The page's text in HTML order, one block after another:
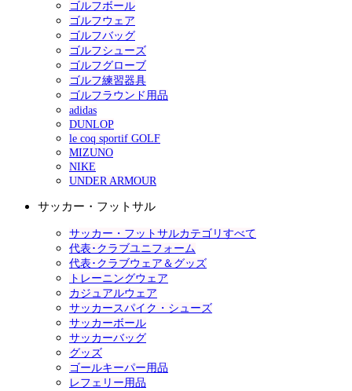
ゴルフボール
ゴルフウェア
ゴルフバッグ
ゴルフシューズ
ゴルフグローブ
ゴルフ練習器具
ゴルフラウンド用品
adidas
DUNLOP
le coq sportif GOLF
MIZUNO
NIKE
UNDER ARMOUR
サッカー・フットサル
サッカー・フットサルカテゴリすべて
代表･クラブユニフォーム
代表･クラブウェア＆グッズ
トレーニングウェア
カジュアルウェア
サッカースパイク・シューズ
サッカーボール
サッカーバッグ
グッズ
ゴールキーパー用品
レフェリー用品